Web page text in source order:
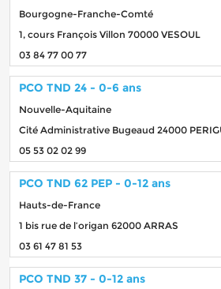
Bourgogne-Franche-Comté
1, cours François Villon 70000 VESOUL
03 84 77 00 77
PCO TND 24 - 0-6 ans
Nouvelle-Aquitaine
Cité Administrative Bugeaud 24000
05 53 02 02 99
PCO TND 62 PEP - 0-12 ans
Hauts-de-France
1 bis rue de l’origan 62000 ARRAS
03 61 47 81 53
PCO TND 37 - 0-12 ans